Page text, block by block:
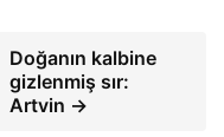
Doğanın kalbine
gizlenmiş sır:
Artvin →